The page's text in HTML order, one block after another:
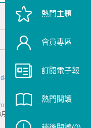
，
10日
熱門主題
會員專區
訂閱電子報
熱門閱讀